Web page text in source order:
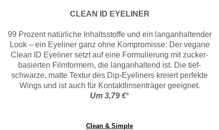
CLEAN ID EYELINER
99 Prozent natürliche Inhaltsstoffe und ein langanhaltender
Look – ein Eyeliner ganz ohne Kompromisse: Der vegane
Clean ID Eyeliner setzt auf eine Formulierung mit zucker-
basierten Filmformern, die langanhaltend ist. Die tief-
schwarze, matte Textur des Dip-Eyeliners kreiert perfekte
Wings und ist auch für Kontaktlinsenträger geeignet.
Um 3,79 €*
Clean & Simple